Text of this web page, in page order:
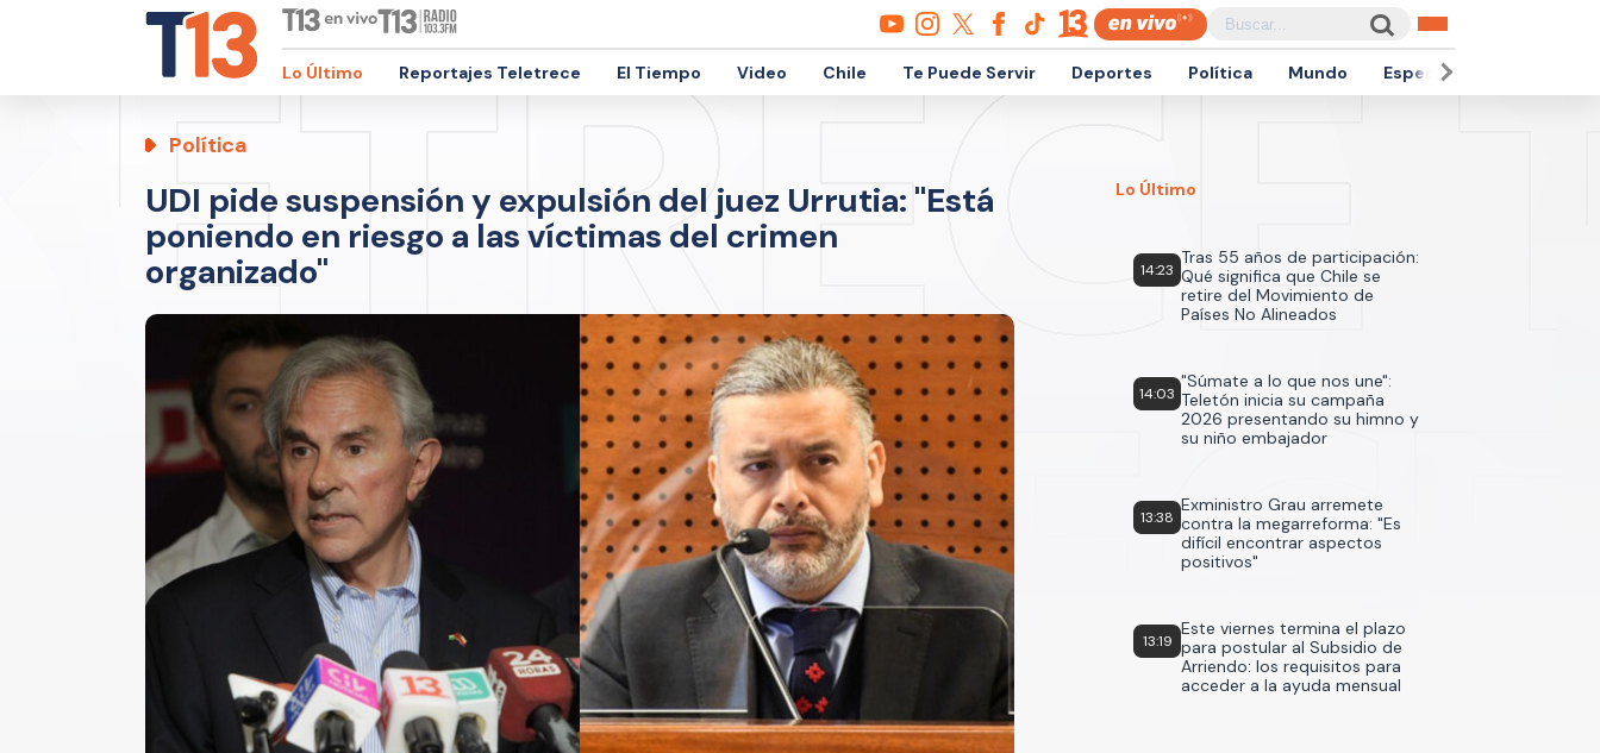
Lo Último Reportajes Teletrece El Tiempo Video Chile Te Puede Servir Deportes Política Mundo Espectáculos
Política
UDI pide suspensión y expulsión del juez Urrutia: "Está
poniendo en riesgo a las víctimas del crimen
organizado"
Lo Último
14:23
Tras 55 años de participación:
Qué significa que Chile se
retire del Movimiento de
Países No Alineados
14:03
"Súmate a lo que nos une":
Teletón inicia su campaña
2026 presentando su himno y
su niño embajador
13:38
Exministro Grau arremete
contra la megarreforma: "Es
difícil encontrar aspectos
positivos"
13:19
Este viernes termina el plazo
para postular al Subsidio de
Arriendo: los requisitos para
acceder a la ayuda mensual